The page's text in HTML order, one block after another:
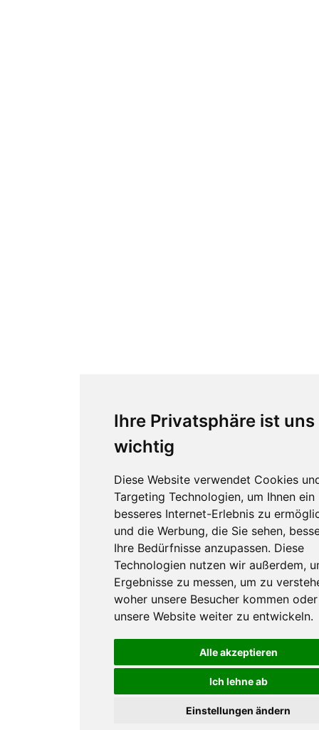
Ihre Privatsphäre ist uns
wichtig
Diese Website verwendet Cookies
Targeting Technologien, um Ihnen ein
besseres Internet-Erlebnis zu
und die Werbung, die Sie sehen,
Ihre Bedürfnisse anzupassen. Diese
Technologien nutzen wir außerdem,
Ergebnisse zu messen, um zu
woher unsere Besucher kommen
unsere Website weiter zu entwickeln.
Alle akzeptieren
Ich lehne ab
Einstellungen ändern